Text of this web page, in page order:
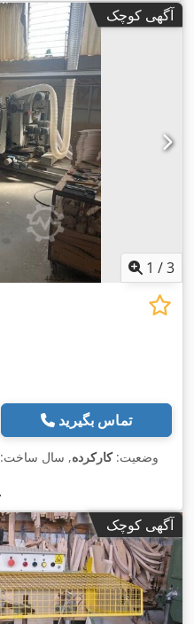
آگهی کوچک
1 /3
تماس بگیرید
وضعیت:کارکرده, سال ساخت:
آگهی کوچک